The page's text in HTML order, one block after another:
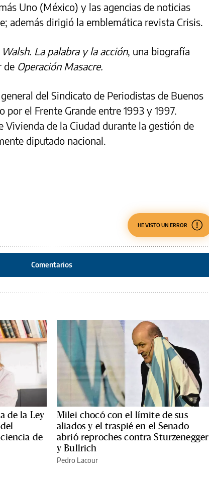
Uno (México) y las agencias de noticias
además dirigió la emblemática revista Crisis.
La palabra y la acción, una biografía
de Operación Masacre.
del Sindicato de Periodistas de Buenos
el Frente Grande entre 1993 y 1997.
Vivienda de la Ciudad durante la gestión de
diputado nacional.
HE VISTO UN ERROR
Comentarios
de la Ley
de
Milei chocó con el límite de sus
aliados y el traspié en el Senado
abrió reproches contra Sturzenegger
y Bullrich
Pedro Lacour